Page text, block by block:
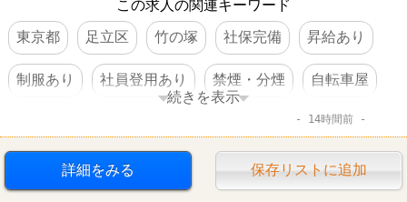
この求人の関連キーワード
東京都
足立区 竹の塚 社保完備 昇給あり
制服あり 社員登用あり 禁煙・分煙 自転車屋
続きを表示
14時間前
詳細をみる 保存リストに追加